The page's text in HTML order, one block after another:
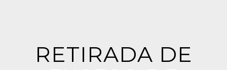
RETIRADA DE